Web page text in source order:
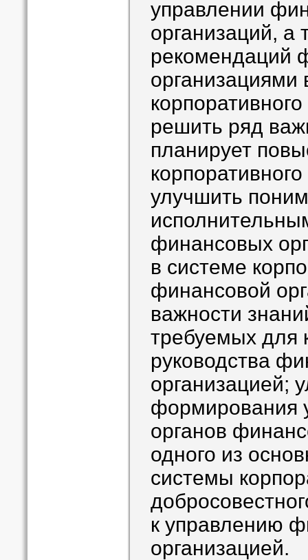
управлении
организаций, а
рекомендаций
организациями
решить ряд
планирует
улучшить
финансовых
в системе
финансовой
важности
требуемых для
руководства
организацией;
формирования
органов
одного из
системы
к управлению
организацией.